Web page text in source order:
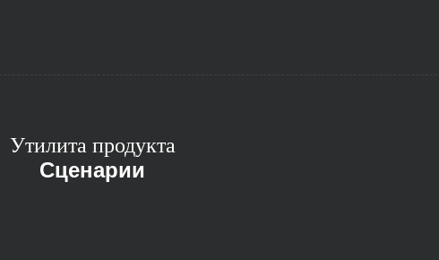
Утилита продукта
Сценарии